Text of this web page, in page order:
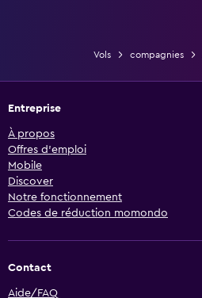
Vols compagnies
Entreprise
À propos
Offres d’emploi
Mobile
Discover
Notre fonctionnement
Codes de réduction momondo
Contact
Aide/FAQ